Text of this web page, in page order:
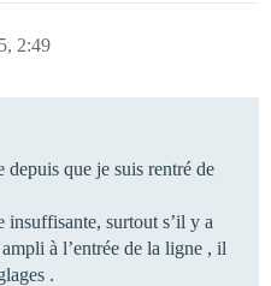
2:49
que je suis rentré de
insuffisante, surtout s’il y a
à l’entrée de la ligne , il
.